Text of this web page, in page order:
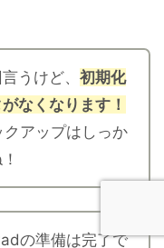
うけど、 初期化
なくなります！
アップはしっか
の準備は完了で